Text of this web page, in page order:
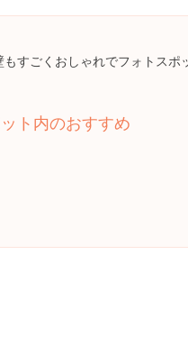
すごくおしゃれでフォトスポ
ト内のおすすめ